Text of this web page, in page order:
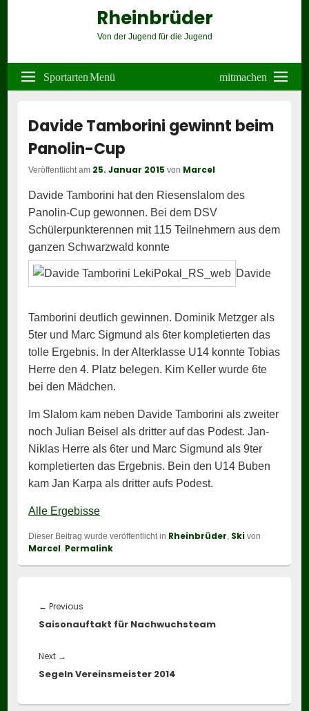
Rheinbrüder
Von der Jugend für die Jugend
Header
Right
Sportarten Menü mitmachen
Davide Tamborini gewinnt beim
Panolin-Cup
Veröffentlicht am 25. Januar 2015 von Marcel
Davide Tamborini hat den Riesenslalom des
Panolin-Cup gewonnen. Bei dem DSV
Schülerpunkterennen mit 115 Teilnehmern aus dem
ganzen Schwarzwald konnte
Davide
Tamborini deutlich gewinnen. Dominik Metzger als
5ter und Marc Sigmund als 6ter kompletierten das
tolle Ergebnis. In der Alterklasse U14 konnte Tobias
Herre den 4. Platz belegen. Kim Keller wurde 6te
bei den Mädchen.
Im Slalom kam neben Davide Tamborini als zweiter
noch Julian Beisel als dritter auf das Podest. Jan-
Niklas Herre als 6ter und Marc Sigmund als 9ter
kompletierten das Ergebnis. Bein den U14 Buben
kam Jan Karpa als dritter aufs Podest.
Alle Ergebisse
Dieser Beitrag wurde veröffentlicht in Rheinbrüder, Ski von
Marcel. Permalink
← Previous
post:
Saisonauftakt für Nachwuchsteam
Next →
post:
Segeln Vereinsmeister 2014